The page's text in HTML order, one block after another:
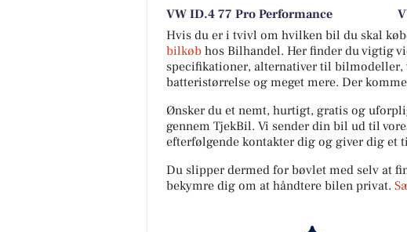
VW ID.4 77 Pro Performance
Hvis du er i tvivl om hvilken bil du skal
bilkøb hos Bilhandel. Her finder du vigtig
specifikationer, alternativer til bilmodeller,
batteristørrelse og meget mere. Der
Ønsker du et nemt, hurtigt, gratis og
gennem TjekBil. Vi sender din bil ud til
efterfølgende kontakter dig og giver dig et
Du slipper dermed for bøvlet med selv at
bekymre dig om at håndtere bilen privat.